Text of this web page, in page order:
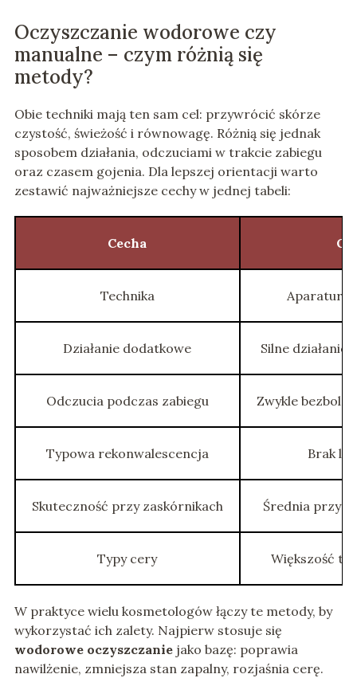
Oczyszczanie wodorowe czy
manualne – czym różnią się
metody?
Obie techniki mają ten sam cel: przywrócić skórze
czystość, świeżość i równowagę. Różnią się jednak
sposobem działania, odczuciami w trakcie zabiegu
oraz czasem gojenia. Dla lepszej orientacji warto
zestawić najważniejsze cechy w jednej tabeli:
Cecha
Technika Aparatura,
Działanie dodatkowe Silne działanie
Odczucia podczas zabiegu Zwykle
Typowa rekonwalescencja Brak
Skuteczność przy zaskórnikach Średnia przy
Typy cery Większość
W praktyce wielu kosmetologów łączy te metody, by
wykorzystać ich zalety. Najpierw stosuje się
wodorowe oczyszczaniejako bazę: poprawia
nawilżenie, zmniejsza stan zapalny, rozjaśnia cerę.